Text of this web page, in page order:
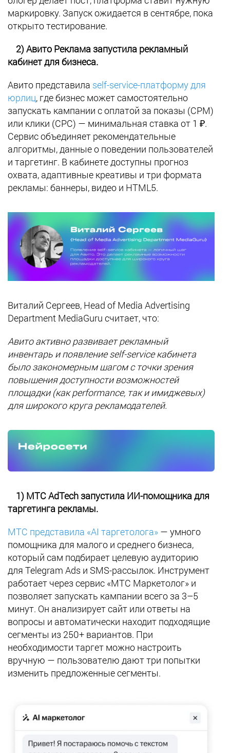
маркировку. Запуск ожидается в сентябре, пока
открыто тестирование.
2) Авито Реклама запустила рекламный
кабинет для бизнеса.
Авито представила self-service-платформу для
юрлиц, где бизнес может самостоятельно
запускать кампании с оплатой за показы (CPM)
или клики (CPC) — минимальная ставка от 1 ₽.
Сервис объединяет рекомендательные
алгоритмы, данные о поведении пользователей
и таргетинг. В кабинете доступны прогноз
охвата, адаптивные креативы и три формата
рекламы: баннеры, видео и HTML5.
Виталий Сергеев, Head of Media Advertising
Department MediaGuru считает, что:
Авито активно развивает рекламный
инвентарь и появление self-service кабинета
было закономерным шагом с точки зрения
повышения доступности возможностей
площадки (как performance, так и имиджевых)
для широкого круга рекламодателей.
1) МТС AdTech запустила ИИ-помощника для
таргетинга рекламы.
МТС представила «AI таргетолога» — умного
помощника для малого и среднего бизнеса,
который сам подбирает целевую аудиторию
для Telegram Ads и SMS-рассылок. Инструмент
работает через сервис «МТС Маркетолог» и
позволяет запускать кампании всего за 3–5
минут. Он анализирует сайт или ответы на
вопросы и автоматически находит подходящие
сегменты из 250+ вариантов. При
необходимости таргет можно настроить
вручную — пользователю дают три попытки
изменить предложенные сегменты.